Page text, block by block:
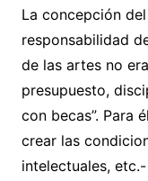
La concepción
responsabilidad
de las artes no
presupuesto,
con becas”. Para
crear las
intelectuales,